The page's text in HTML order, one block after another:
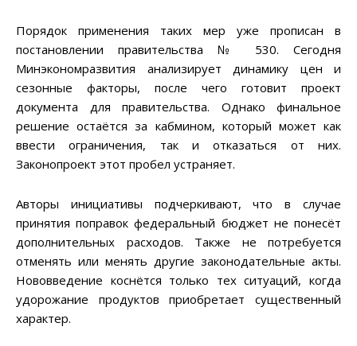
Порядок применения таких мер уже прописан в
постановлении правительства № 530. Сегодня
Минэкономразвития анализирует динамику цен и
сезонные факторы, после чего готовит проект
документа для правительства. Однако финальное
решение остаётся за кабмином, который может как
ввести ограничения, так и отказаться от них.
Законопроект этот пробел устраняет.
Авторы инициативы подчеркивают, что в случае
принятия поправок федеральный бюджет не понесёт
дополнительных расходов. Также не потребуется
отменять или менять другие законодательные акты.
Нововведение коснётся только тех ситуаций, когда
удорожание продуктов приобретает существенный
характер.